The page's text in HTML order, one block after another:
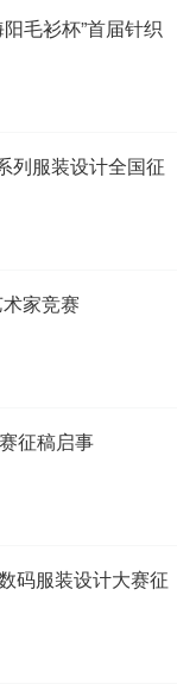
毛衫杯”首届针织
服装设计全国征
家竞赛
征稿启事
码服装设计大赛征